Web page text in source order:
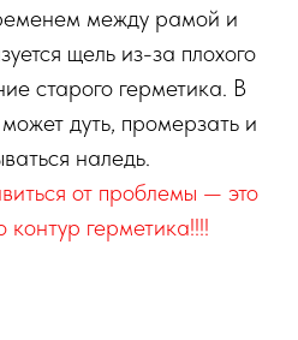
между рамой и
щель из-за плохого
старого герметика. В
дуть, промерзать и
наледь.
от проблемы — это
контур герметика!!!!